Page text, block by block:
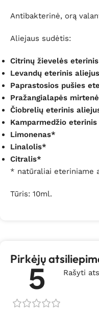
Antibakterinė, orą
Aliejaus sudėtis:
Citrinų žievelės
Levandų eterinis
Paprastosios pušies
Pražangialapės
Čiobrelių eterinis
Kamparmedžio
Limonenas*
Linalolis*
Citralis*
* natūraliai eteriniame
Tūris: 10ml.
Pirkėjų
5 Rašyti